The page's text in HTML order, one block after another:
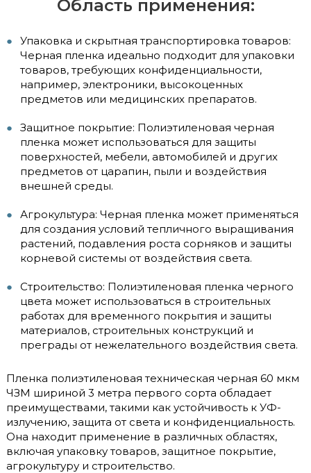
Область применения:
Упаковка и скрытная транспортировка товаров:
Черная пленка идеально подходит для упаковки
товаров, требующих конфиденциальности,
например, электроники, высокоценных
предметов или медицинских препаратов.
Защитное покрытие: Полиэтиленовая черная
пленка может использоваться для защиты
поверхностей, мебели, автомобилей и других
предметов от царапин, пыли и воздействия
внешней среды.
Агрокультура: Черная пленка может применяться
для создания условий тепличного выращивания
растений, подавления роста сорняков и защиты
корневой системы от воздействия света.
Строительство: Полиэтиленовая пленка черного
цвета может использоваться в строительных
работах для временного покрытия и защиты
материалов, строительных конструкций и
преграды от нежелательного воздействия света.
Пленка полиэтиленовая техническая черная 60 мкм
ЧЗМ шириной 3 метра первого сорта обладает
преимуществами, такими как устойчивость к УФ-
излучению, защита от света и конфиденциальность.
Она находит применение в различных областях,
включая упаковку товаров, защитное покрытие,
агрокультуру и строительство.